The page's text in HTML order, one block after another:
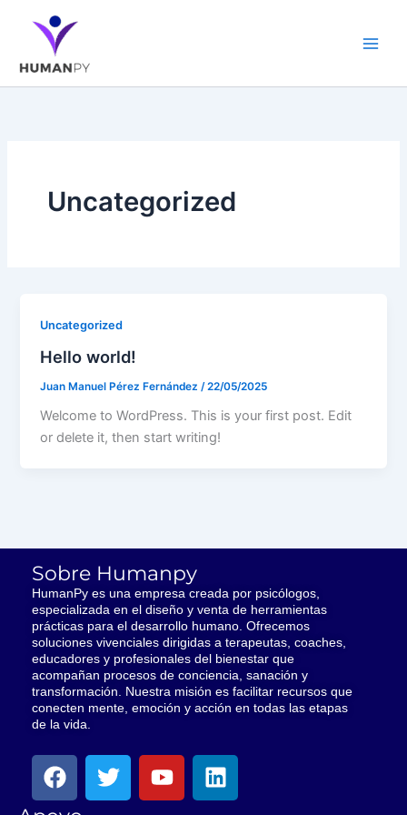
contenido
Uncategorized
Uncategorized
Hello world!
Juan Manuel Pérez Fernández /22/05/2025
Welcome to WordPress. This is your first post. Edit
or delete it, then start writing!
Sobre Humanpy
HumanPy es una empresa creada por psicólogos,
especializada en el diseño y venta de herramientas
prácticas para el desarrollo humano. Ofrecemos
soluciones vivenciales dirigidas a terapeutas, coaches,
educadores y profesionales del bienestar que
acompañan procesos de conciencia, sanación y
transformación. Nuestra misión es facilitar recursos que
conecten mente, emoción y acción en todas las etapas
de la vida.
F
a
T
w
Y
o
L
i